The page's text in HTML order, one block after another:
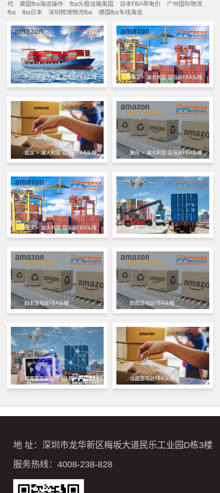
代
美国fba海运操作 fba头程运输美国 日本FBA带电价
广州国际物流
fba
fba日本 深圳跨境物流fba 德国fba专线海运
地 址：深圳市龙华新区梅坂大道民乐工业园D栋3楼
服务热线：4008-238-828